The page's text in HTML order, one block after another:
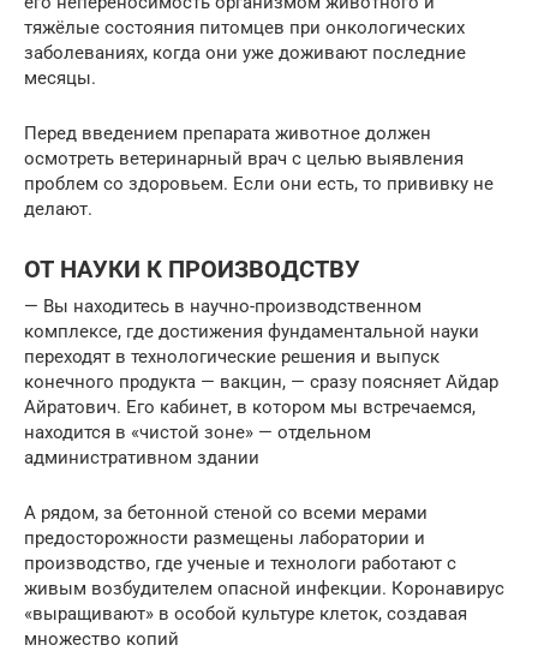
тяжёлые состояния питомцев при онкологических
заболеваниях, когда они уже доживают последние
месяцы.
Перед введением препарата животное должен
осмотреть ветеринарный врач с целью выявления
проблем со здоровьем. Если они есть, то прививку не
делают.
ОТ НАУКИ К ПРОИЗВОДСТВУ
— Вы находитесь в научно-производственном
комплексе, где достижения фундаментальной науки
переходят в технологические решения и выпуск
конечного продукта — вакцин, — сразу поясняет Айдар
Айратович. Его кабинет, в котором мы встречаемся,
находится в «чистой зоне» — отдельном
административном здании
А рядом, за бетонной стеной со всеми мерами
предосторожности размещены лаборатории и
производство, где ученые и технологи работают с
живым возбудителем опасной инфекции. Коронавирус
«выращивают» в особой культуре клеток, создавая
множество копий